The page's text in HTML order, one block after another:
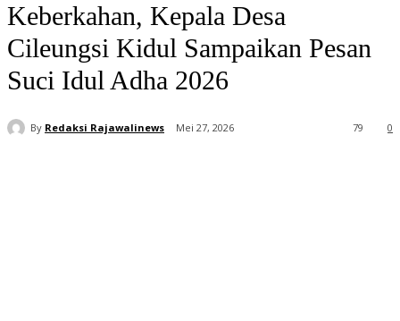
Keberkahan, Kepala Desa
Cileungsi Kidul Sampaikan Pesan
Suci Idul Adha 2026
By Redaksi Rajawalinews Mei 27, 2026 0
79